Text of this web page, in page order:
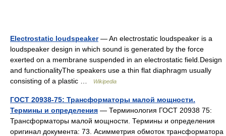
Electrostatic loudspeaker— An electrostatic loudspeaker is a
loudspeaker design in which sound is generated by the force
exerted on a membrane suspended in an electrostatic field.Design
and functionalityThe speakers use a thin flat diaphragm usually
consisting of a plastic …
Wikipedia
ГОСТ 20938-75: Трансформаторы малой мощности.
Термины и определения — Терминология ГОСТ 20938 75:
Трансформаторы малой мощности. Термины и определения
оригинал документа: 73. Асимметрия обмоток трансформатора